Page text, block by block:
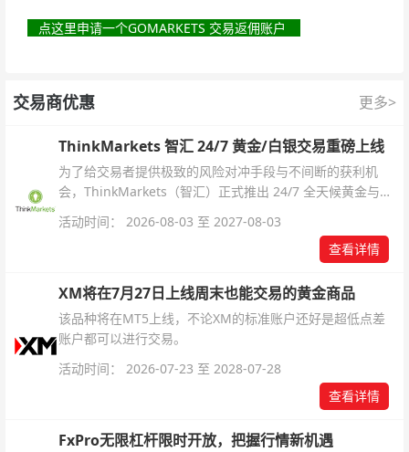
点这里申请一个GOMARKETS 交易返佣账户
交易商优惠 更多>
ThinkMarkets 智汇 24/7 黄金/白银交易重磅上线
为了给交易者提供极致的风险对冲手段与不间断的获利机
会，ThinkMarkets（智汇）正式推出 24/7 全天候黄金与白
杆配置、支持软件及交易细则。
活动时间： 2026-08-03 至 2027-08-03
查看详情
XM将在7月27日上线周末也能交易的黄金商品
该品种将在MT5上线，不论XM的标准账户还好是超低点差
账户都可以进行交易。
活动时间： 2026-07-23 至 2028-07-28
查看详情
FxPro无限杠杆限时开放，把握行情新机遇